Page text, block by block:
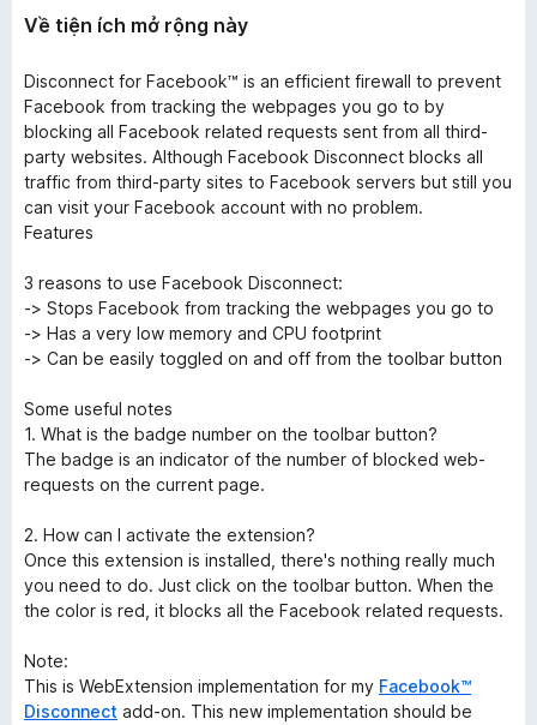
Về tiện ích mở rộng này
Disconnect for Facebook™ is an efficient firewall to prevent
Facebook from tracking the webpages you go to by
blocking all Facebook related requests sent from all third-
party websites. Although Facebook Disconnect blocks all
traffic from third-party sites to Facebook servers but still you
can visit your Facebook account with no problem.
Features
3 reasons to use Facebook Disconnect:
-> Stops Facebook from tracking the webpages you go to
-> Has a very low memory and CPU footprint
-> Can be easily toggled on and off from the toolbar button
Some useful notes
1. What is the badge number on the toolbar button?
The badge is an indicator of the number of blocked web-
requests on the current page.
2. How can I activate the extension?
Once this extension is installed, there's nothing really much
you need to do. Just click on the toolbar button. When the
the color is red, it blocks all the Facebook related requests.
Note:
This is WebExtension implementation for my Facebook™
Disconnect add-on. This new implementation should be